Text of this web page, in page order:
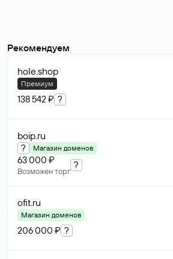
Рекомендуем
hole.shop
Премиум
138 542 ₽ ?
boip.ru
? Магазин доменов
63 000 ₽
Возможен торг
?
ofit.ru
Магазин доменов
206 000 ₽ ?